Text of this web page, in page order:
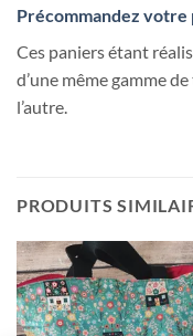
Précommandez votre
Ces paniers étant
d’une même gamme
l’autre.
PRODUITS